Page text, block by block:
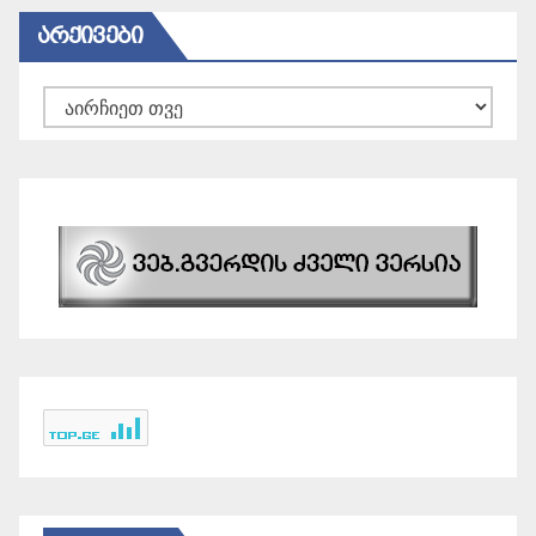
ᲐᲠᲥᲘᲕᲔᲑᲘ
არქივები